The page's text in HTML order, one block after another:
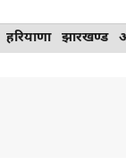
हरियाणा झारखण्ड